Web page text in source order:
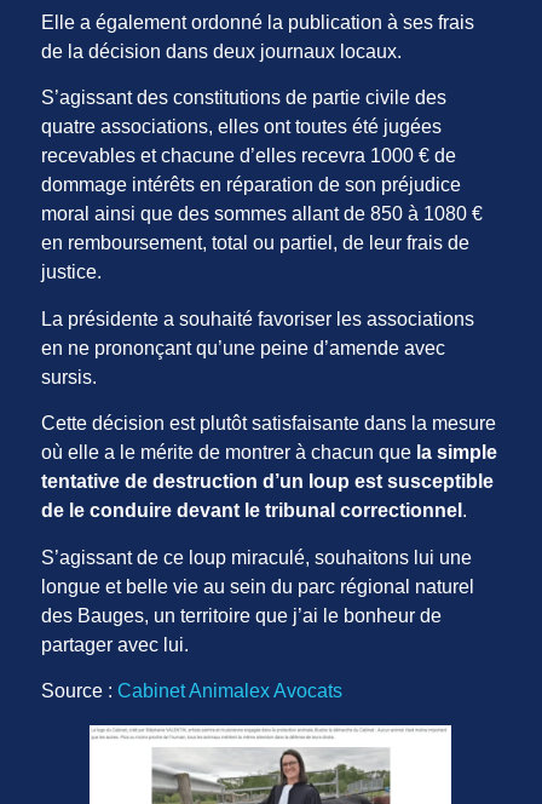
Elle a également ordonné la publication à ses frais
de la décision dans deux journaux locaux.
S’agissant des constitutions de partie civile des
quatre associations, elles ont toutes été jugées
recevables et chacune d’elles recevra 1000 € de
dommage intérêts en réparation de son préjudice
moral ainsi que des sommes allant de 850 à 1080 €
en remboursement, total ou partiel, de leur frais de
justice.
La présidente a souhaité favoriser les associations
en ne prononçant qu’une peine d’amende avec
sursis.
Cette décision est plutôt satisfaisante dans la mesure
où elle a le mérite de montrer à chacun que la simple
tentative de destruction d’un loup est susceptible
de le conduire devant le tribunal correctionnel .
S’agissant de ce loup miraculé, souhaitons lui une
longue et belle vie au sein du parc régional naturel
des Bauges, un territoire que j’ai le bonheur de
partager avec lui.
Source :Cabinet Animalex Avocats